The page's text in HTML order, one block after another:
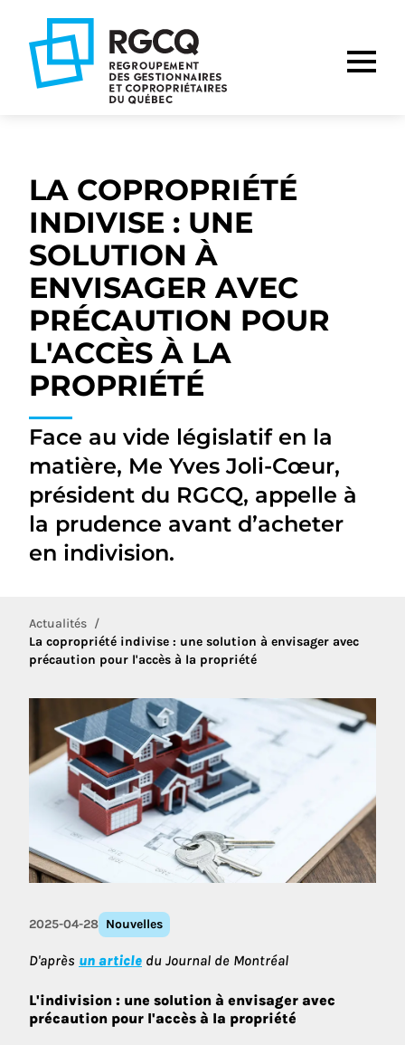
navigation
principale
contenu
LA COPROPRIÉTÉ
INDIVISE : UNE
SOLUTION À
ENVISAGER AVEC
PRÉCAUTION POUR
L'ACCÈS À LA
PROPRIÉTÉ
Face au vide législatif en la
matière, Me Yves Joli-Cœur,
président du RGCQ, appelle à
la prudence avant d’acheter
en indivision.
Actualités
La copropriété indivise : une solution à envisager avec
précaution pour l'accès à la propriété
2025-04-28 Nouvelles
D'après un article du Journal de Montréal
L'indivision : une solution à envisager avec
précaution pour l'accès à la propriété